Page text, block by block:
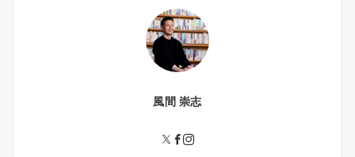
風間 崇志